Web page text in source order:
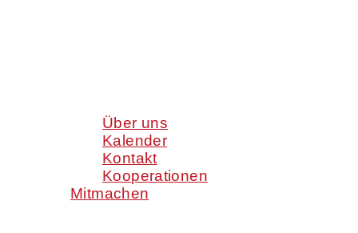
Über uns
Kalender
Kontakt
Kooperationen
Mitmachen